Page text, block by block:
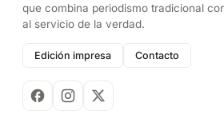
que combina periodismo tradicional
al servicio de la verdad.
Edición impresa Contacto